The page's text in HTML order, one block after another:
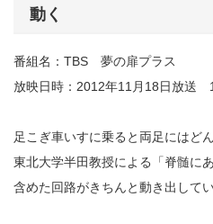
動く
番組名：TBS 夢の扉プラス
放映日時：2012年11月18日放送
足こぎ車いすに乗ると両足にはど
東北大学半田教授による「脊髄に
含めた回路がきちんと動き出して